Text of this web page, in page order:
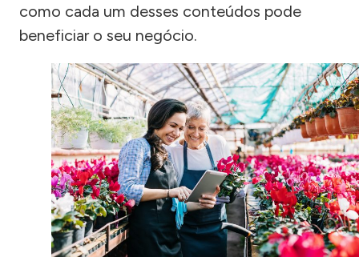
como cada um desses conteúdos pode
beneficiar o seu negócio.